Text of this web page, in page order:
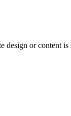
design or content